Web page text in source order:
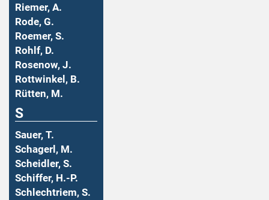
Riemer, A.
Rode, G.
Roemer, S.
Rohlf, D.
Rosenow, J.
Rottwinkel, B.
Rütten, M.
S
Sauer, T.
Schagerl, M.
Scheidler, S.
Schiffer, H.-P.
Schlechtriem, S.